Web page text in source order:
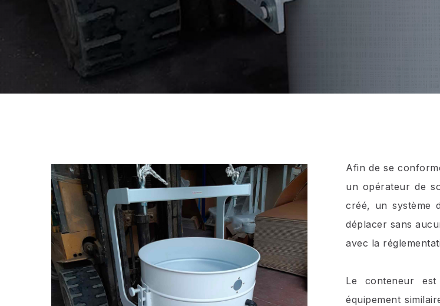
Afin de se
un opérateur de
créé, un système
déplacer sans
avec la
Le conteneur
équipement